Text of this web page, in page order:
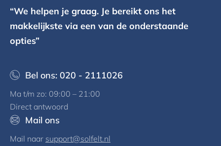
“We helpen je graag. Je bereikt ons het
makkelijkste via een van de onderstaande
opties”
Bel ons: 020 - 2111026
Ma t/m zo: 09:00 – 21:00
Direct antwoord
Mail ons
Mail naar support@solfelt.nl